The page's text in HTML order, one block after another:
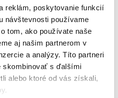
reklám, poskytovanie funkcií
návštevnosti používame
tom, ako používate naše
aj našim partnerom v
a analýzy. Títo partneri
skombinovať s ďalšími
alebo ktoré od vás získali,
leporelo